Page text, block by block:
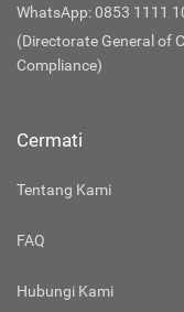
WhatsApp: 0853 1111
(Directorate General of
Compliance)
Cermati
Tentang Kami
FAQ
Hubungi Kami